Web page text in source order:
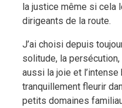
la justice même si cela
dirigeants de la route.
J’ai choisi depuis
solitude, la persécution,
aussi la joie et
tranquillement fleurir
petits domaines